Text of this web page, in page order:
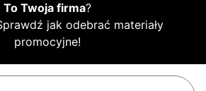
To Twoja firma?
jak odebrać materiały
promocyjne!